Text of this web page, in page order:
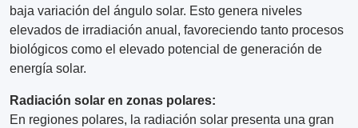
baja variación del ángulo solar. Esto genera niveles
elevados de irradiación anual, favoreciendo tanto procesos
biológicos como el elevado potencial de generación de
energía solar.
Radiación solar en zonas polares:
En regiones polares, la radiación solar presenta una gran